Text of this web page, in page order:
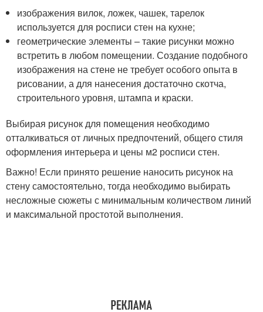
изображения вилок, ложек, чашек, тарелок
используется для росписи стен на кухне;
геометрические элементы – такие рисунки можно
встретить в любом помещении. Создание подобного
изображения на стене не требует особого опыта в
рисовании, а для нанесения достаточно скотча,
строительного уровня, штампа и краски.
Выбирая рисунок для помещения необходимо
отталкиваться от личных предпочтений, общего стиля
оформления интерьера и цены м2 росписи стен.
Важно! Если принято решение наносить рисунок на
стену самостоятельно, тогда необходимо выбирать
несложные сюжеты с минимальным количеством линий
и максимальной простотой выполнения.